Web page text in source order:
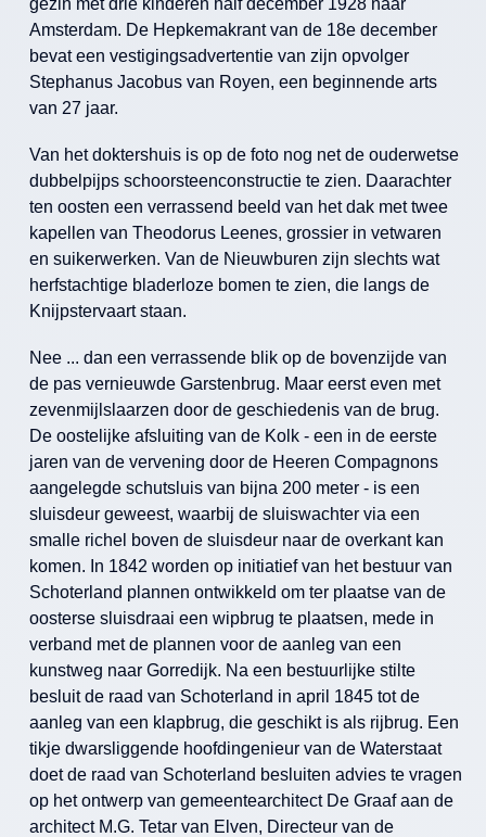
gezin met drie kinderen half december 1928 naar
Amsterdam. De Hepkemakrant van de 18e december
bevat een vestigingsadvertentie van zijn opvolger
Stephanus Jacobus van Royen, een beginnende arts
van 27 jaar.
Van het doktershuis is op de foto nog net de ouderwetse
dubbelpijps schoorsteenconstructie te zien. Daarachter
ten oosten een verrassend beeld van het dak met twee
kapellen van Theodorus Leenes, grossier in vetwaren
en suikerwerken. Van de Nieuwburen zijn slechts wat
herfstachtige bladerloze bomen te zien, die langs de
Knijpstervaart staan.
Nee ... dan een verrassende blik op de bovenzijde van
de pas vernieuwde Garstenbrug. Maar eerst even met
zevenmijlslaarzen door de geschiedenis van de brug.
De oostelijke afsluiting van de Kolk - een in de eerste
jaren van de vervening door de Heeren Compagnons
aangelegde schutsluis van bijna 200 meter - is een
sluisdeur geweest, waarbij de sluiswachter via een
smalle richel boven de sluisdeur naar de overkant kan
komen. In 1842 worden op initiatief van het bestuur van
Schoterland plannen ontwikkeld om ter plaatse van de
oosterse sluisdraai een wipbrug te plaatsen, mede in
verband met de plannen voor de aanleg van een
kunstweg naar Gorredijk. Na een bestuurlijke stilte
besluit de raad van Schoterland in april 1845 tot de
aanleg van een klapbrug, die geschikt is als rijbrug. Een
tikje dwarsliggende hoofdingenieur van de Waterstaat
doet de raad van Schoterland besluiten advies te vragen
op het ontwerp van gemeentearchitect De Graaf aan de
architect M.G. Tetar van Elven, Directeur van de